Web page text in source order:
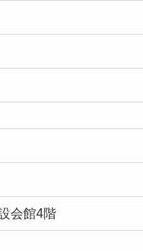
会館4階